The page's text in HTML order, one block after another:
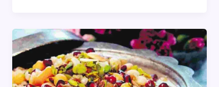
यह
खास
मीठा
दलिया,
स्वाद